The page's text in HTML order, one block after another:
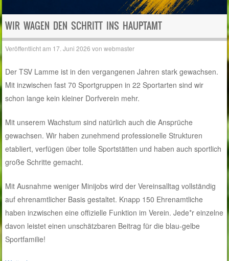
WIR WAGEN DEN SCHRITT INS HAUPTAMT
Veröffentlicht am 17. Juni 2026 vonwebmaster
Der TSV Lamme ist in den vergangenen Jahren stark gewachsen.
Mit inzwischen fast 70 Sportgruppen in 22 Sportarten sind wir
schon lange kein kleiner Dorfverein mehr.
Mit unserem Wachstum sind natürlich auch die Ansprüche
gewachsen. Wir haben zunehmend professionelle Strukturen
etabliert, verfügen über tolle Sportstätten und haben auch sportlich
große Schritte gemacht.
Mit Ausnahme weniger Minijobs wird der Vereinsalltag vollständig
auf ehrenamtlicher Basis gestaltet. Knapp 150 Ehrenamtliche
haben inzwischen eine offizielle Funktion im Verein. Jede*r einzelne
davon leistet einen unschätzbaren Beitrag für die blau-gelbe
Sportfamilie!